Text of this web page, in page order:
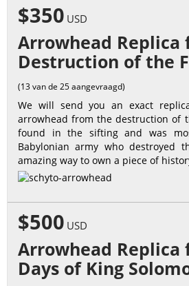
$350 USD
Arrowhead Replica
Destruction of the
(13 van de 25 aangevraagd)
We will send you an exact
arrowhead from the destruction of
found in the sifting and was
Babylonian army who destroyed
amazing way to own a piece of
$500 USD
Arrowhead Replica
Days of King